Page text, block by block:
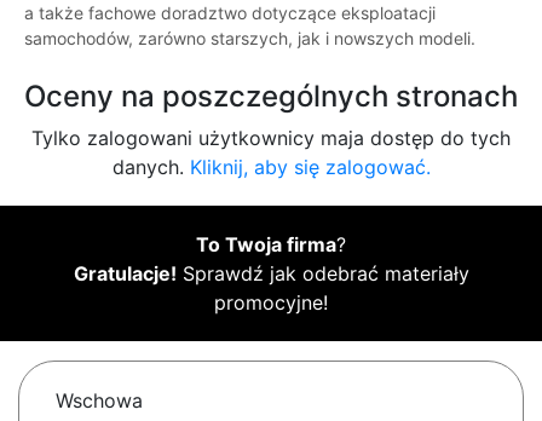
a także fachowe doradztwo dotyczące eksploatacji
samochodów, zarówno starszych, jak i nowszych modeli.
Oceny na poszczególnych stronach
Tylko zalogowani użytkownicy maja dostęp do tych
danych. Kliknij, aby się zalogować.
To Twoja firma?
Gratulacje! Sprawdź jak odebrać materiały
promocyjne!
Wschowa